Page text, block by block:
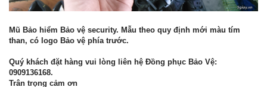
Mũ Bảo hiểm Bảo vệ security. Mẫu theo quy định mới màu tím
than, có logo Bảo vệ phía trước.
Quý khách đặt hàng vui lòng liên hệ Đồng phục Bảo Vệ:
0909136168.
Trân trọng cảm ơn